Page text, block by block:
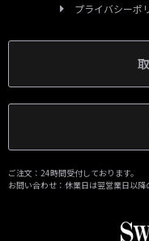
プライバシーポ
ご注文：24時間受付しております。
お問い合わせ：休業日は翌営業日以降